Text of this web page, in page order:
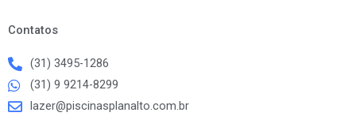
Contatos
(31) 3495-1286
(31) 9 9214-8299
lazer@piscinasplanalto.com.br